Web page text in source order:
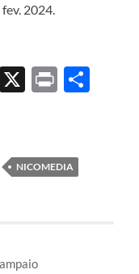
fev. 2024.
Pocket
X Print
NICOMEDIA